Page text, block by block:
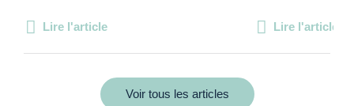
Lire l'article Lire l'article
Voir tous les articles